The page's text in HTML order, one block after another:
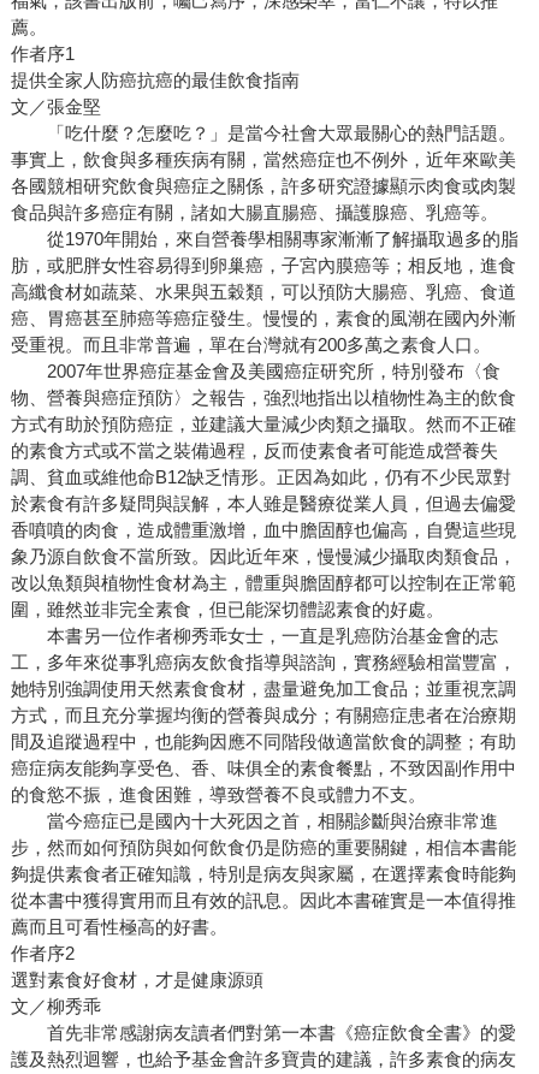
薦。
作者序1
提供全家人防癌抗癌的最佳飲食指南
文／張金堅
「吃什麼？怎麼吃？」是當今社會大眾最關心的熱門話題。
事實上，飲食與多種疾病有關，當然癌症也不例外，近年來歐美
各國競相研究飲食與癌症之關係，許多研究證據顯示肉食或肉製
食品與許多癌症有關，諸如大腸直腸癌、攝護腺癌、乳癌等。
從1970年開始，來自營養學相關專家漸漸了解攝取過多的脂
肪，或肥胖女性容易得到卵巢癌，子宮內膜癌等；相反地，進食
高纖食材如蔬菜、水果與五穀類，可以預防大腸癌、乳癌、食道
癌、胃癌甚至肺癌等癌症發生。慢慢的，素食的風潮在國內外漸
受重視。而且非常普遍，單在台灣就有200多萬之素食人口。
2007年世界癌症基金會及美國癌症研究所，特別發布〈食
物、營養與癌症預防〉之報告，強烈地指出以植物性為主的飲食
方式有助於預防癌症，並建議大量減少肉類之攝取。然而不正確
的素食方式或不當之裝備過程，反而使素食者可能造成營養失
調、貧血或維他命B12缺乏情形。正因為如此，仍有不少民眾對
於素食有許多疑問與誤解，本人雖是醫療從業人員，但過去偏愛
香噴噴的肉食，造成體重激增，血中膽固醇也偏高，自覺這些現
象乃源自飲食不當所致。因此近年來，慢慢減少攝取肉類食品，
改以魚類與植物性食材為主，體重與膽固醇都可以控制在正常範
圍，雖然並非完全素食，但已能深切體認素食的好處。
本書另一位作者柳秀乖女士，一直是乳癌防治基金會的志
工，多年來從事乳癌病友飲食指導與諮詢，實務經驗相當豐富，
她特別強調使用天然素食食材，盡量避免加工食品；並重視烹調
方式，而且充分掌握均衡的營養與成分；有關癌症患者在治療期
間及追蹤過程中，也能夠因應不同階段做適當飲食的調整；有助
癌症病友能夠享受色、香、味俱全的素食餐點，不致因副作用中
的食慾不振，進食困難，導致營養不良或體力不支。
當今癌症已是國內十大死因之首，相關診斷與治療非常進
步，然而如何預防與如何飲食仍是防癌的重要關鍵，相信本書能
夠提供素食者正確知識，特別是病友與家屬，在選擇素食時能夠
從本書中獲得實用而且有效的訊息。因此本書確實是一本值得推
薦而且可看性極高的好書。
作者序2
選對素食好食材，才是健康源頭
文／柳秀乖
首先非常感謝病友讀者們對第一本書《癌症飲食全書》的愛
護及熱烈迴響，也給予基金會許多寶貴的建議，許多素食的病友